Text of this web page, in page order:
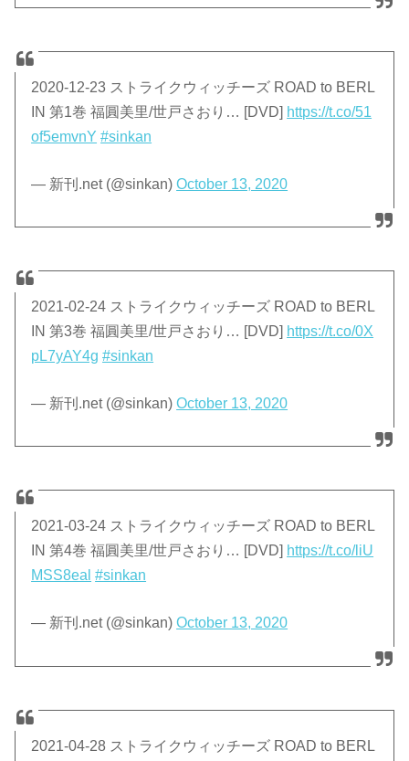
2020-12-23 ストライクウィッチーズ ROAD to BERL
IN 第1巻 福圓美里/世戸さおり… [DVD] https://t.co/51
of5emvnY #sinkan
— 新刊.net (@sinkan)October 13, 2020
2021-02-24 ストライクウィッチーズ ROAD to BERL
IN 第3巻 福圓美里/世戸さおり… [DVD] https://t.co/0X
pL7yAY4g #sinkan
— 新刊.net (@sinkan)October 13, 2020
2021-03-24 ストライクウィッチーズ ROAD to BERL
IN 第4巻 福圓美里/世戸さおり… [DVD] https://t.co/liU
MSS8eal #sinkan
— 新刊.net (@sinkan)October 13, 2020
2021-04-28 ストライクウィッチーズ ROAD to BERL